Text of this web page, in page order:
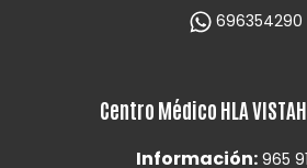
696354290
Centro Médico HLA
Información: 965